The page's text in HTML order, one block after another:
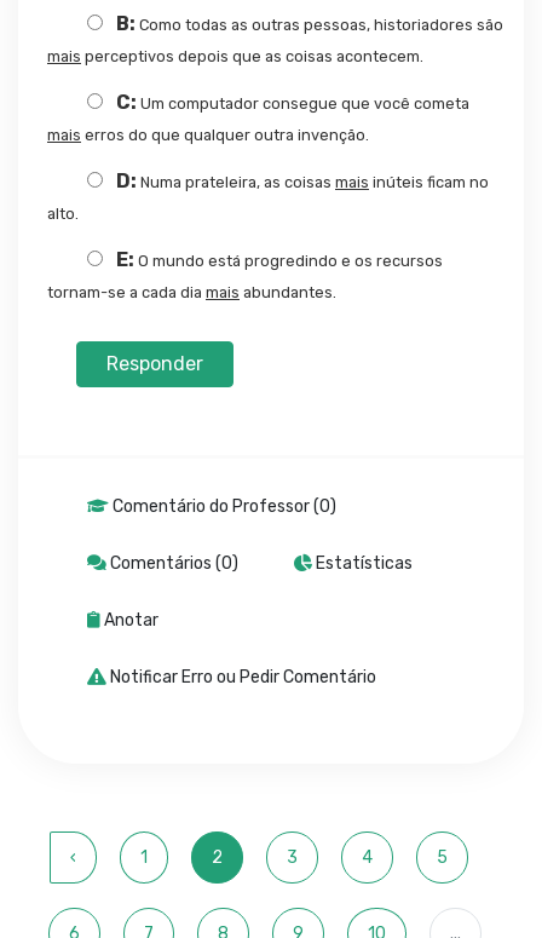
B: Como todas as outras pessoas, historiadores são
mais perceptivos depois que as coisas acontecem.
C: Um computador consegue que você cometa
mais erros do que qualquer outra invenção.
D: Numa prateleira, as coisas mais inúteis ficam no
alto.
E: O mundo está progredindo e os recursos
tornam-se a cada dia mais abundantes.
Responder
Comentário do Professor (0)
Comentários (0) Estatísticas
Anotar
Notificar Erro ou Pedir Comentário
‹ 1 2 3 4 5
6 7 8 9 10 ...